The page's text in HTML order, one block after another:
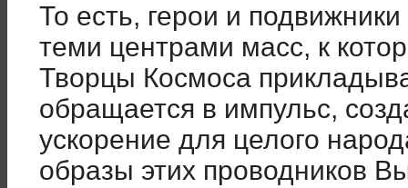
То есть, герои и
теми центрами масс, к
Творцы Космоса
обращается в импульс,
ускорение для целого
образы этих проводников